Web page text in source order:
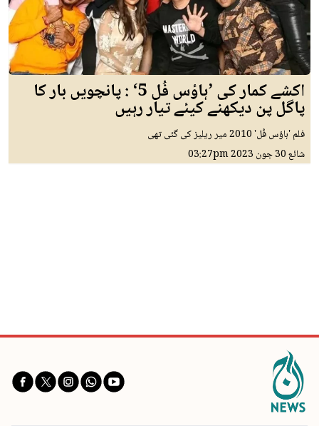
اکشے کمار کی ’ہاؤس فُل 5‘ : پانچویں بار کا
پاگل پن دیکھنے کیئے تیار رہیں
فلم 'ہاؤس فُل' 2010 میر ریلیز کی گئی تھی
شائع30 جون 2023 03:27pm